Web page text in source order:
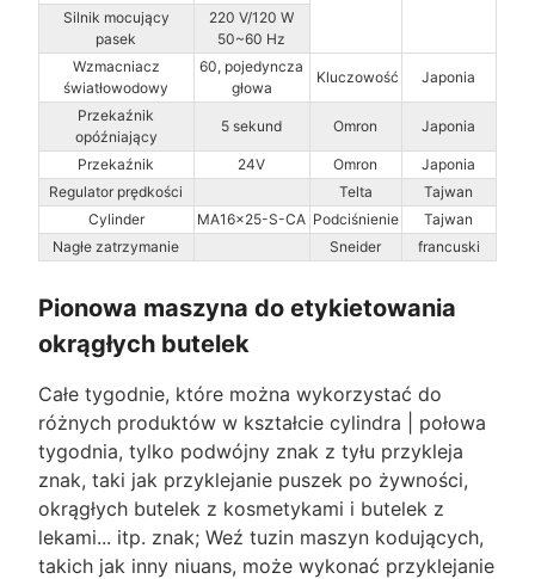
Silnik mocujący
pasek
220 V/120 W
50~60 Hz
Wzmacniacz
światłowodowy
60, pojedyncza
głowa
Kluczowość Japonia
Przekaźnik
opóźniający
5 sekund Omron Japonia
Przekaźnik 24V Omron
Japonia
Regulator prędkości
Telta
Tajwan
Cylinder
MA16×25-S-CA Podciśnienie
Tajwan
Nagłe zatrzymanie
Sneider francuski
Pionowa maszyna do etykietowania
okrągłych butelek
Całe tygodnie, które można wykorzystać do
różnych produktów w kształcie cylindra | połowa
tygodnia, tylko podwójny znak z tyłu przykleja
znak, taki jak przyklejanie puszek po żywności,
okrągłych butelek z kosmetykami i butelek z
lekami... itp. znak; Weź tuzin maszyn kodujących,
takich jak inny niuans, może wykonać przyklejanie